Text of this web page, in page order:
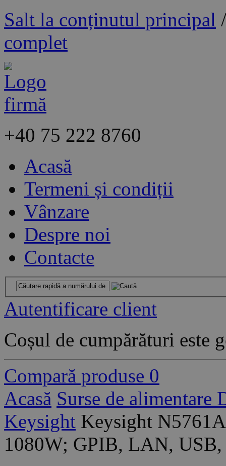
Salt la conținutul principal
complet
+40 75 222 8760
Acasă
Termeni și condiții
Vânzare
Despre noi
Contacte
Autentificare client
Coșul de cumpărături este
Compară produse 0
Acasă Surse de alimentare
Keysight Keysight
1080W; GPIB, LAN,